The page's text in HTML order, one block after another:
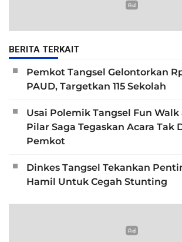
BERITA TERKAIT
Pemkot Tangsel Gelontorkan
PAUD, Targetkan 115 Sekolah
Usai Polemik Tangsel Fun Walk
Pilar Saga Tegaskan Acara Tak
Pemkot
Dinkes Tangsel Tekankan
Hamil Untuk Cegah Stunting